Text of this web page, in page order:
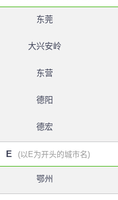
东莞
大兴安岭
东营
德阳
德宏
E (以E为开头的城市名)
鄂州